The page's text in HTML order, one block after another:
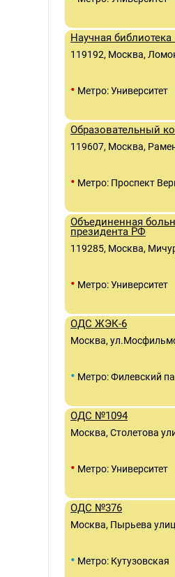
Научная
119192, Москва,
• Метро: Университет
Образовательный
119607, Москва,
• Метро: Проспект
Объединенная
президента РФ
119285, Москва,
• Метро: Университет
ОДС ЖЭК-6
Москва,
• Метро: Филевский
ОДС №1094
Москва, Столетова
• Метро: Университет
ОДС №376
Москва, Пырьева
• Метро: Кутузовская